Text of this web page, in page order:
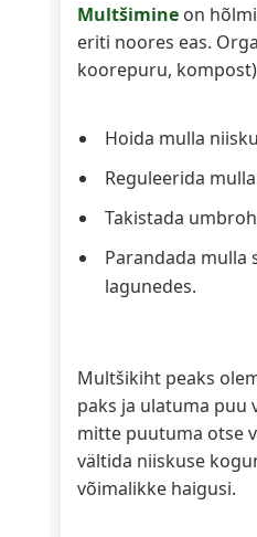
Multšimineon
eriti noores eas.
koorepuru,
Hoida mulla
Reguleerida
Takistada
Parandada mulla
lagunedes.
Multšikiht peaks
paks ja ulatuma puu
mitte puutuma otse
vältida niiskuse
võimalikke haigusi.